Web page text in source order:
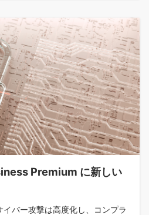
Premium に新しい
バー攻撃は高度化し、コンプラ